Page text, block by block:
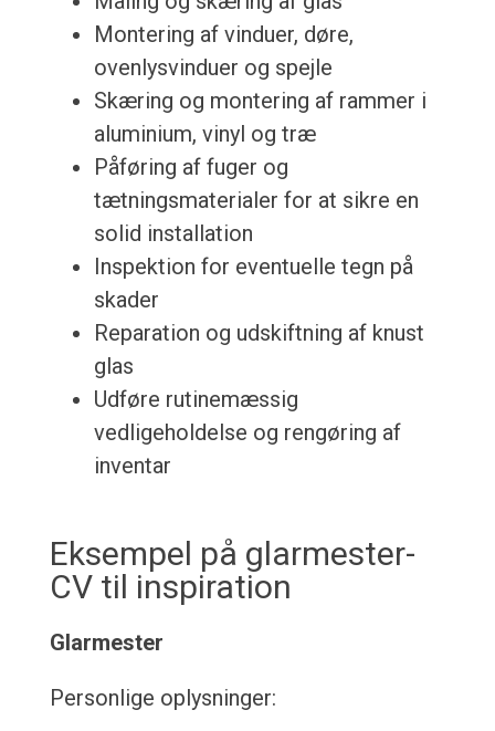
Montering af vinduer, døre,
ovenlysvinduer og spejle
Skæring og montering af rammer i
aluminium, vinyl og træ
Påføring af fuger og
tætningsmaterialer for at sikre en
solid installation
Inspektion for eventuelle tegn på
skader
Reparation og udskiftning af knust
glas
Udføre rutinemæssig
vedligeholdelse og rengøring af
inventar
Eksempel på glarmester-
CV til inspiration
Glarmester
Personlige oplysninger: